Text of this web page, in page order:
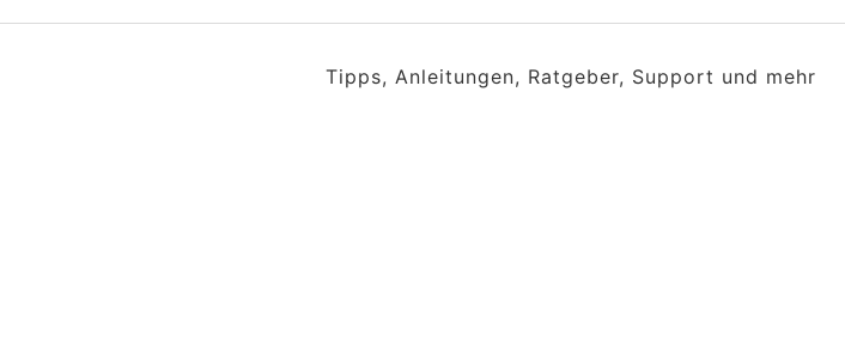
Tipps, Anleitungen, Ratgeber, Support und mehr